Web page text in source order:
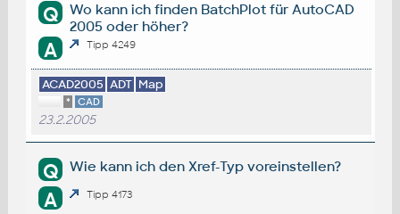
Q
Wo kann ich finden BatchPlot für AutoCAD
2005 oder höher?
A Tipp 4249
ACAD2005 ADT Map
* CAD
23.2.2005
Q Wie kann ich den Xref-Typ voreinstellen?
A Tipp 4173